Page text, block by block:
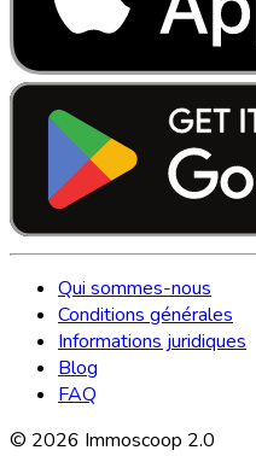
Qui sommes-nous
Conditions générales
Informations juridiques
Blog
FAQ
© 2026 Immoscoop 2.0